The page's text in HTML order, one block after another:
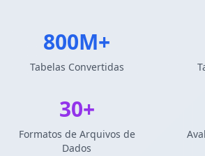
800M+
Tabelas Convertidas
30+
Formatos de Arquivos de
Dados